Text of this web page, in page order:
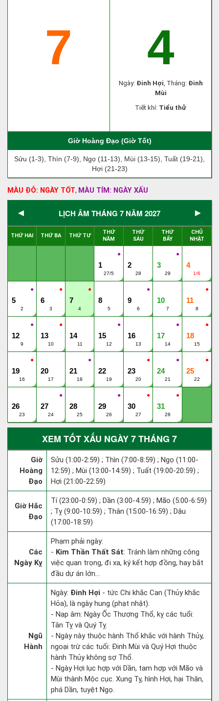
7 4
Ngày: Đinh Hợi, Tháng: Đinh
Mùi
Tiết khí: Tiểu thử
Giờ Hoàng Đạo (Giờ Tốt)
Sửu (1-3), Thìn (7-9), Ngọ (11-13), Mùi (13-15), Tuất (19-21),
Hợi (21-23)
MÀU ĐỎ: NGÀY TỐT, MÀU TÍM: NGÀY XẤU
◄ LỊCH ÂM THÁNG 7 NĂM 2027 ►
THỨ HAI THỨ BA THỨ TƯ
THỨ
NĂM
THỨ
SÁU
THỨ
BẨY
CHỦ
NHẬT
●
1
27/5
2
28
●
3
29
4
1/6
●
5
2
●
6
3
●
7
4
8
5
●
9
6
10
7
●
11
8
●
12
9
●
13
10
14
11
●
15
12
16
13
●
17
14
●
18
15
●
19
16
20
17
●
21
18
22
19
●
23
20
●
24
21
●
25
22
26
23
●
27
24
28
25
●
29
26
●
30
27
●
31
28
XEM TỐT XẤU NGÀY 7 THÁNG 7
Giờ
Hoàng
Đạo
Sửu (1:00-2:59) ; Thìn (7:00-8:59) ; Ngọ (11:00-
12:59) ; Mùi (13:00-14:59) ; Tuất (19:00-20:59) ;
Hợi (21:00-22:59)
Giờ Hắc
Đạo
Tí (23:00-0:59) ; Dần (3:00-4:59) ; Mão (5:00-6:59)
; Tỵ (9:00-10:59) ; Thân (15:00-16:59) ; Dậu
(17:00-18:59)
Các
Ngày Kỵ
Phạm phải ngày:
- Kim Thần Thất Sát: Tránh làm những công
việc quan trọng, đi xa, ký kết hợp đồng, hay bắt
đầu dự án lớn...
Ngũ
Hành
Ngày: Đinh Hợi - tức Chi khắc Can (Thủy khắc
Hỏa), là ngày hung (phạt nhật).
- Nạp âm: Ngày Ốc Thượng Thổ, kỵ các tuổi:
Tân Tỵ và Quý Tỵ.
- Ngày này thuộc hành Thổ khắc với hành Thủy,
ngoại trừ các tuổi: Đinh Mùi và Quý Hợi thuộc
hành Thủy không sợ Thổ.
- Ngày Hợi lục hợp với Dần, tam hợp với Mão và
Mùi thành Mộc cục. Xung Tỵ, hình Hợi, hại Thân,
phá Dần, tuyệt Ngọ.